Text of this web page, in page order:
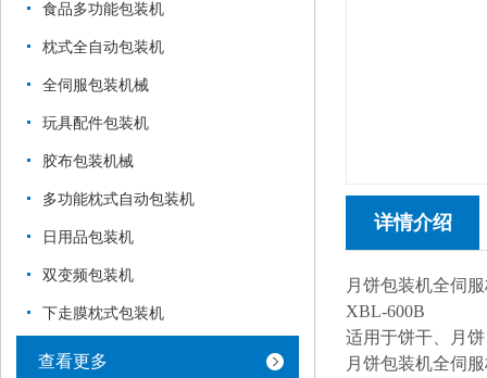
食品多功能包装机
枕式全自动包装机
全伺服包装机械
玩具配件包装机
胶布包装机械
多功能枕式自动包装机
日用品包装机
双变频包装机
下走膜枕式包装机
查看更多
详情介绍
月饼包装机全伺
XBL-600B
适用于饼干、月
月饼包装机全伺